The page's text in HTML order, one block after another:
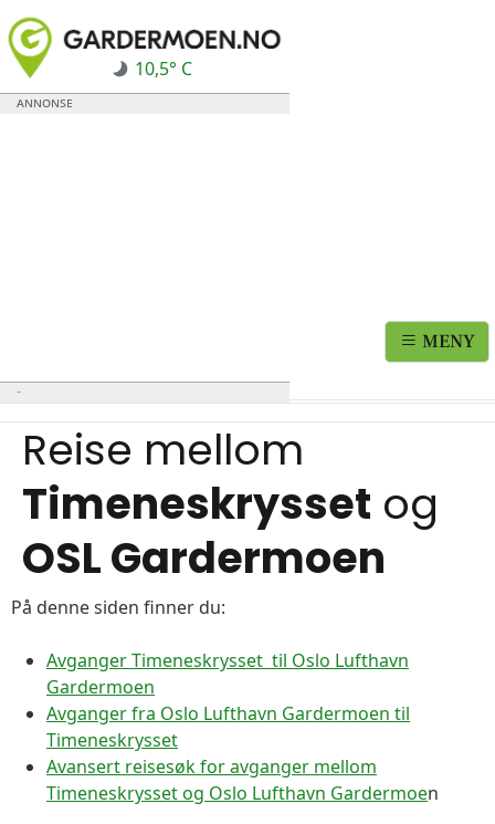
10,5° C
MENY
Reise mellom
Timeneskrysset og
OSL Gardermoen
På denne siden finner du:
Avganger Timeneskrysset til Oslo Lufthavn
Gardermoen
Avganger fra Oslo Lufthavn Gardermoen til
Timeneskrysset
Avansert reisesøk for avganger mellom
Timeneskrysset og Oslo Lufthavn Gardermoen